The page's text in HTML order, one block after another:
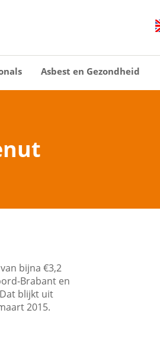
Asbest en Gezondheid
bijna €3,2
Brabant en
blijkt uit
2015.